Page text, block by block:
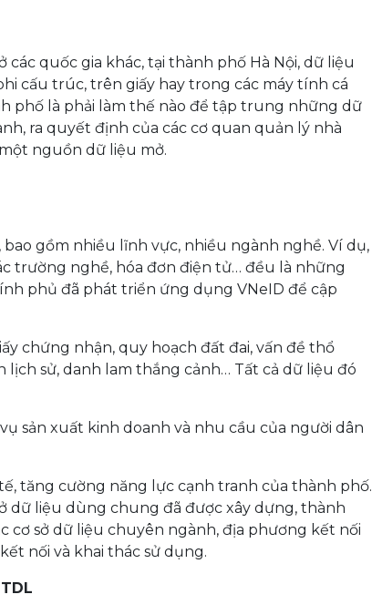
quốc gia khác, tại thành phố Hà Nội, dữ liệu
cấu trúc, trên giấy hay trong các máy tính cá
phố là phải làm thế nào để tập trung những dữ
ra quyết định của các cơ quan quản lý nhà
nguồn dữ liệu mở.
gồm nhiều lĩnh vực, nhiều ngành nghề. Ví dụ,
trường nghề, hóa đơn điện tử… đều là những
phủ đã phát triển ứng dụng VNeID để cập
chứng nhận, quy hoạch đất đai, vấn đề thổ
lịch sử, danh lam thắng cảnh… Tất cả dữ liệu đó
sản xuất kinh doanh và nhu cầu của người dân
tăng cường năng lực cạnh tranh của thành phố.
dữ liệu dùng chung đã được xây dựng, thành
cơ sở dữ liệu chuyên ngành, địa phương kết nối
nối và khai thác sử dụng.